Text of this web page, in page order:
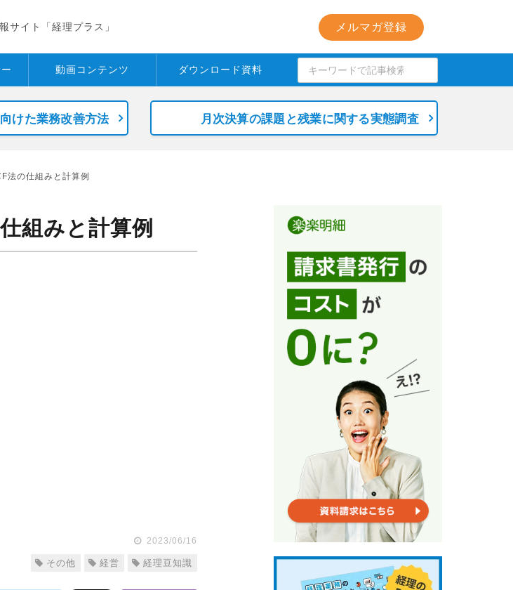
サイト「経理プラス」 メルマガ登録
動画コンテンツ ダウンロード資料
けた業務改善方法 月次決算の課題と残業に関する実態調査
法の仕組みと計算例
組みと計算例
2023/06/16
その他 経営 経理豆知識